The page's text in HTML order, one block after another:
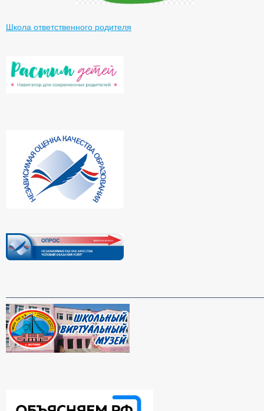
Школа ответственного родителя